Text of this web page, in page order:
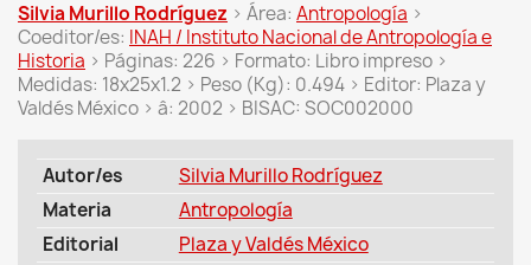
Silvia Murillo Rodríguez > Área: Antropología >
Coeditor/es: INAH / Instituto Nacional de Antropología e
Historia > Páginas: 226 > Formato: Libro impreso >
Medidas: 18x25x1.2 > Peso (Kg): 0.494 > Editor: Plaza y
Valdés México > â: 2002 > BISAC: SOC002000
Autor/es
Silvia Murillo Rodríguez
Materia
Antropología
Editorial
Plaza y Valdés México